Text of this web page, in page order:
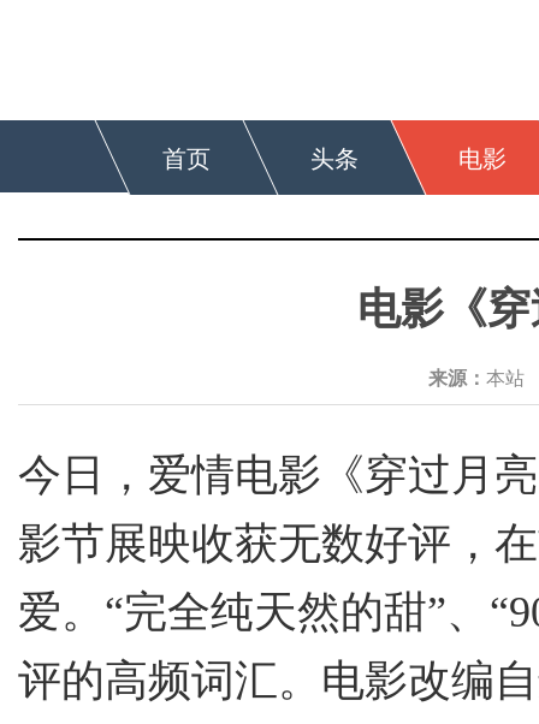
首页 头条 电影
电影《
来源： 本
今日，爱情电影《穿过月
影节展映收获无数好评，
爱。 “完全纯天然的甜”、
评的高频词汇。电影改编